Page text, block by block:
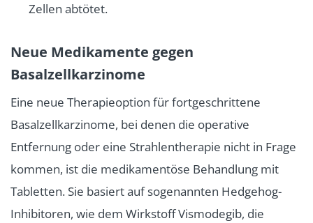
Zellen abtötet.
Neue Medikamente gegen
Basalzellkarzinome
Eine neue Therapieoption für fortgeschrittene
Basalzellkarzinome, bei denen die operative
Entfernung oder eine Strahlentherapie nicht in Frage
kommen, ist die medikamentöse Behandlung mit
Tabletten. Sie basiert auf sogenannten Hedgehog-
Inhibitoren, wie dem Wirkstoff Vismodegib, die